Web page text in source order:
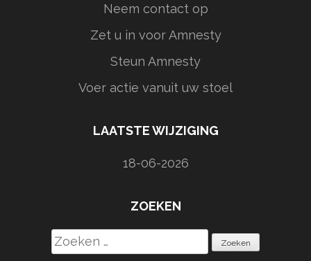
Neem contact op
Zet u in voor Amnesty
Steun Amnesty
Voer actie vanuit uw stoel
LAATSTE WIJZIGING
18-06-2026
ZOEKEN
Zoeken
naar: